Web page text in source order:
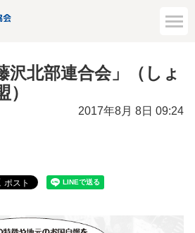
会
沢北部連合会」（しょ
2017年8月 8日 09:24